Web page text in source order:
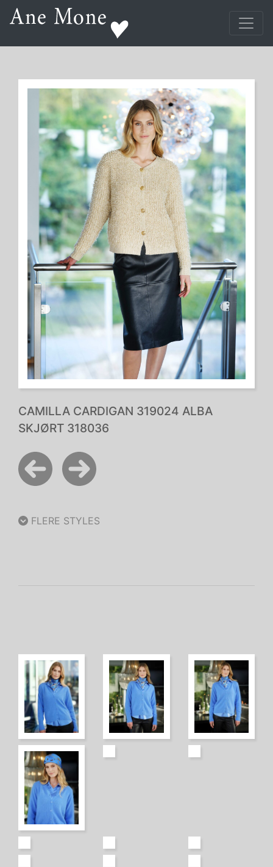
CAMILLA CARDIGAN 319024 ALBA
SKJØRT 318036
FLERE STYLES